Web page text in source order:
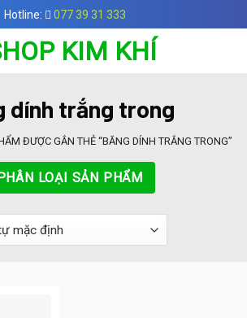
Hotline: 077 39 31 333
dính trắng trong
ĐƯỢC GẮN THẺ “BĂNG DÍNH TRẮNG TRONG”
PHÂN LOẠI SẢN PHẨM